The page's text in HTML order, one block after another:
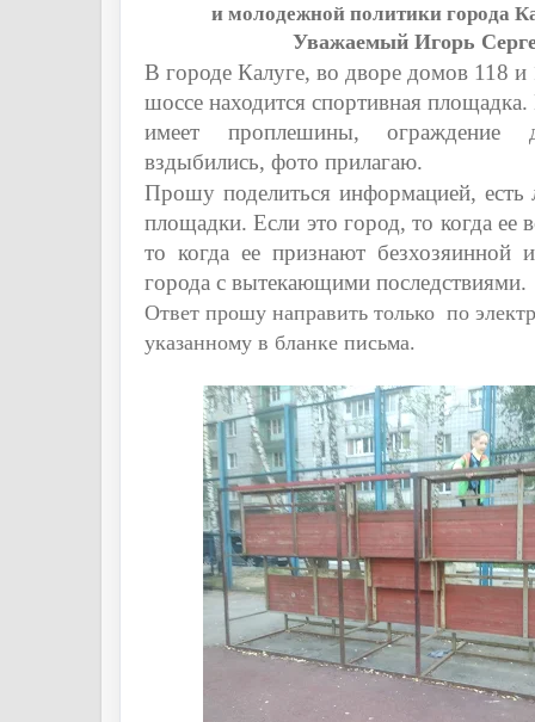
и молодежной политики города
Уважаемый Игорь
В городе Калуге, во дворе домов 118 и
шоссе находится спортивная
имеет проплешины,
вздыбились, фото прилагаю.
Прошу поделиться информацией, есть
площадки. Если это город, то когда ее
то когда ее признают безхозяинной
города с вытекающими последствиями.
Ответ прошу направить только по
указанному в бланке письма.